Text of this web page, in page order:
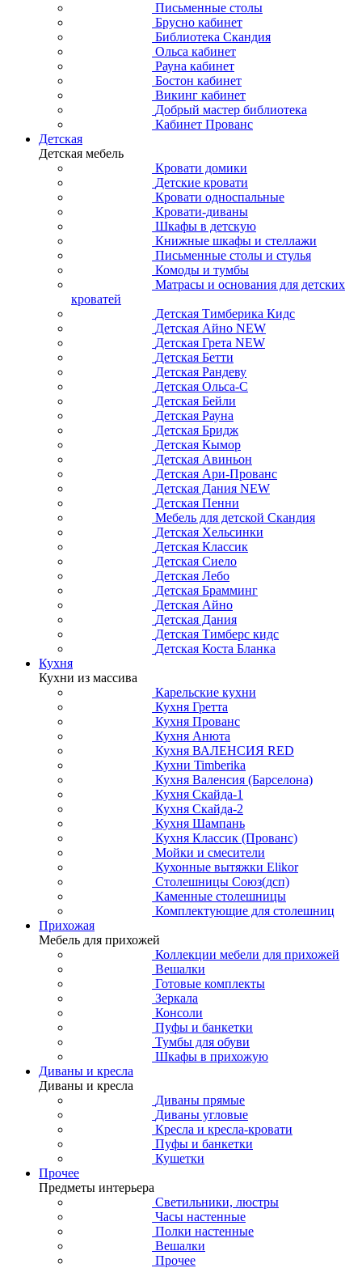
Письменные столы
Брусно кабинет
Библиотека Скандия
Ольса кабинет
Рауна кабинет
Бостон кабинет
Викинг кабинет
Добрый мастер библиотека
Кабинет Прованс
Детская
Детская мебель
Кровати домики
Детские кровати
Кровати односпальные
Кровати-диваны
Шкафы в детскую
Книжные шкафы и стеллажи
Письменные столы и стулья
Комоды и тумбы
Матрасы и основания для детских
кроватей
Детская Тимберика Кидс
Детская Айно NEW
Детская Грета NEW
Детская Бетти
Детская Рандеву
Детская Ольса-С
Детская Бейли
Детская Рауна
Детская Бридж
Детская Кымор
Детская Авиньон
Детская Ари-Прованс
Детская Дания NEW
Детская Пенни
Мебель для детской Скандия
Детская Хельсинки
Детская Классик
Детская Сиело
Детская Лебо
Детская Брамминг
Детская Айно
Детская Дания
Детская Тимберс кидс
Детская Коста Бланка
Кухня
Кухни из массива
Карельские кухни
Кухня Гретта
Кухня Прованс
Кухня Анюта
Кухня ВАЛЕНСИЯ RED
Кухни Timberika
Кухня Валенсия (Барселона)
Кухня Скайда-1
Кухня Скайда-2
Кухня Шампань
Кухня Классик (Прованс)
Мойки и смесители
Кухонные вытяжки Elikor
Столешницы Союз(дсп)
Каменные столешницы
Комплектующие для столешниц
Прихожая
Мебель для прихожей
Коллекции мебели для прихожей
Вешалки
Готовые комплекты
Зеркала
Консоли
Пуфы и банкетки
Тумбы для обуви
Шкафы в прихожую
Диваны и кресла
Диваны и кресла
Диваны прямые
Диваны угловые
Кресла и кресла-кровати
Пуфы и банкетки
Кушетки
Прочее
Предметы интерьера
Светильники, люстры
Часы настенные
Полки настенные
Вешалки
Прочее